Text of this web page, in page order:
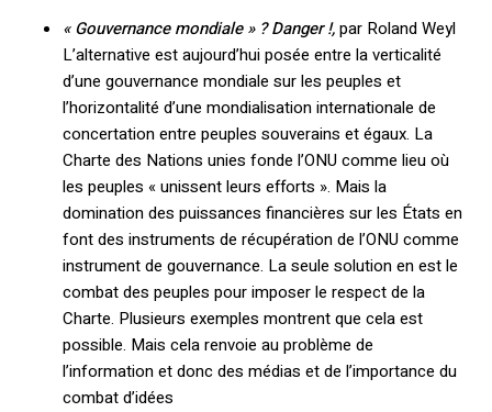
« Gouvernance mondiale » ? Danger !,par Roland Weyl
L’alternative est aujourd’hui posée entre la verticalité
d’une gouvernance mondiale sur les peuples et
l’horizontalité d’une mondialisation internationale de
concertation entre peuples souverains et égaux. La
Charte des Nations unies fonde l’ONU comme lieu où
les peuples « unissent leurs efforts ». Mais la
domination des puissances financières sur les États en
font des instruments de récupération de l’ONU comme
instrument de gouvernance. La seule solution en est le
combat des peuples pour imposer le respect de la
Charte. Plusieurs exemples montrent que cela est
possible. Mais cela renvoie au problème de
l’information et donc des médias et de l’importance du
combat d’idées